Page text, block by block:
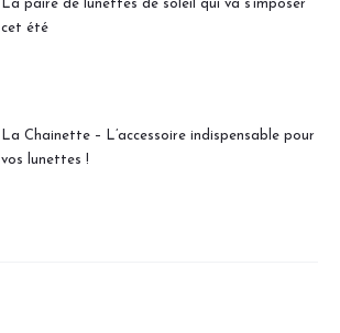
La paire de lunettes de soleil qui va s’imposer
cet été
La Chainette – L’accessoire indispensable pour
vos lunettes !